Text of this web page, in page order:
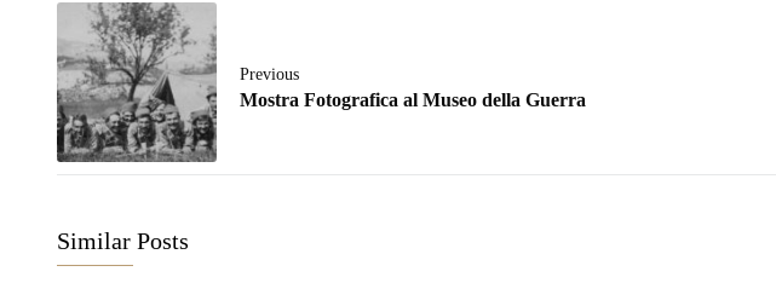
Previous
Mostra Fotografica al Museo della Guerra
Similar Posts